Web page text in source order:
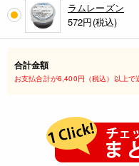
ラムレーズン
572円(税込)
合計金額
お支払合計が6,400円（税込）以上で